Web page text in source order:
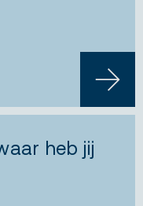
LEES
heb jij